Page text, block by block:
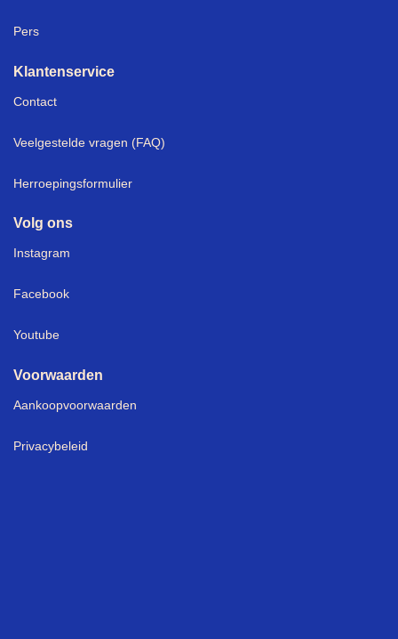
Pers
Klantenservice
Contact
Veelgestelde vragen (FAQ)
Herroepingsformulier
Volg ons
Instagram
Facebook
Youtube
Voorwaarden
Aankoopvoorwaarden
Privacybeleid